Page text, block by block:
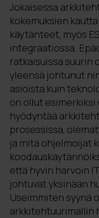
Jokaisessa
kokemuksien
käytänteet, myös
integraatiossa.
ratkaisuissa suurin
yleensä johtunut
asioista kuin
on ollut esimerkiksi
hyödyntää
prosessissa,
ja mitä ohjelmoijat
että hyvin harvoin
johtuvat yksinään
Useimmiten syynä
arkkitehtuurimallin